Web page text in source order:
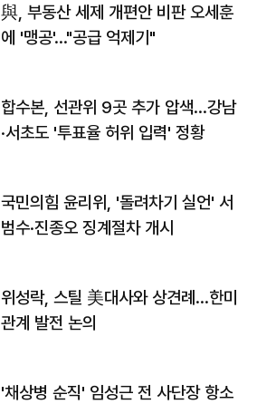
與, 부동산 세제 개편안 비판 오세훈
에 '맹공'…"공급 억제기"
합수본, 선관위 9곳 추가 압색…강남
·서초도 '투표율 허위 입력' 정황
국민의힘 윤리위, '돌려차기 실언' 서
범수·진종오 징계절차 개시
위성락, 스틸 美대사와 상견례…한미
관계 발전 논의
'채상병 순직' 임성근 전 사단장 항소